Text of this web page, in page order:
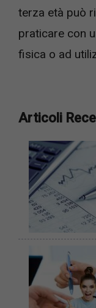
terza età può
praticare con
fisica o ad
Articoli